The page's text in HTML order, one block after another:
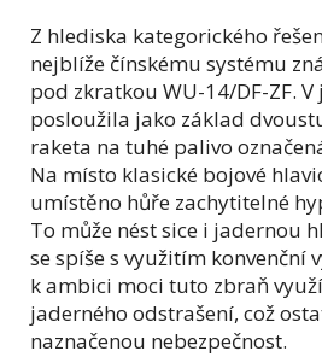
Z hlediska kategorického
nejblíže čínskému systému
pod zkratkou WU-14/DF-ZF.
posloužila jako základ
raketa na tuhé palivo
Na místo klasické bojové
umístěno hůře zachytitelné
To může nést sice i jadernou
se spíše s využitím konvenční
k ambici moci tuto zbraň
jaderného odstrašení, což
naznačenou nebezpečnost.